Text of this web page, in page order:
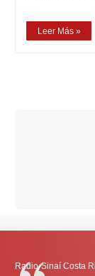
Leer Más »
Radio-Sinaí Costa